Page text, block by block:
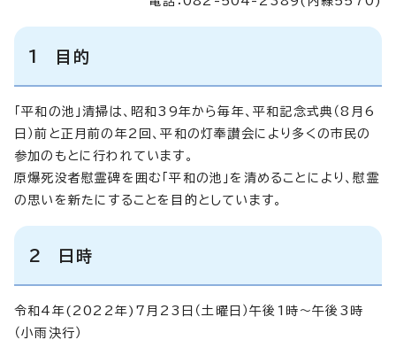
1 目的
「平和の池」清掃は、昭和39年から毎年、平和記念式典（8月6
日）前と正月前の年2回、平和の灯奉讃会により多くの市民の
参加のもとに行われています。
原爆死没者慰霊碑を囲む「平和の池」を清めることにより、慰霊
の思いを新たにすることを目的としています。
2 日時
令和4年(2022年)7月23日（土曜日）午後1時～午後3時
（小雨決行）